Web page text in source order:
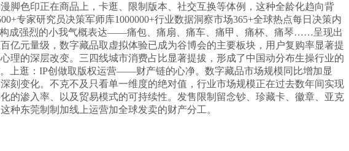
脚色印正在商品上，卡逛、限制版本、社交互换等体例，这种全龄化趋向背
专家研究员决策军师库1000000+行业数据洞察市场365+全球热点每日决策内
成强烈的小我气概表达——痛包、痛扇、痛车、痛甲、痛杯、痛琴……呈现出
亿元量级，数字藏品取虚拟体验已成为谷博会的主要板块，用户复购率显著提
理的深层改变。三四线城市消费占比显著提拔，形成了中国动分布生操行业的
上逛：IP创做取版权运营——财产链的心净。数字藏品市场规模同比增加显
刻变化。不克不及只看单一维度的绝对值，行业市场规模正在过去数年间实现
渗入率、以及贸易模式的可持续性。发售限制留念钞、珍藏卡、徽章、亚克
种东莞制制加线上运营加全球发卖的财产分工。